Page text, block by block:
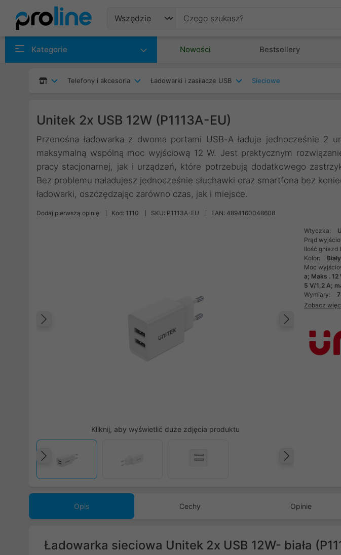
Kategorie Nowości Bestsellery
Telefony i akcesoria Ładowarki i zasilacze USB Sieciowe
Unitek 2x USB 12W (P1113A-EU)
Przenośna ładowarka z dwoma portami USB-A ładuje jednocześnie 2
maksymalną wspólną moc wyjściową 12 W. Jest praktycznym
pracy stacjonarnej, jak i urządzeń, które potrzebują dodatkowego
Bez problemu naładujesz jednocześnie słuchawki oraz smartfona bez
ładowarki, oszczędzając zarówno czas, jak i miejsce.
Dodaj pierwszą opinię Kod: 1110 SKU: P1113A-EU EAN: 4894160048608
Kliknij, aby wyświetlić duże zdjęcia produktu
Poprzedni
Wtyczka:
Prąd
Ilość gniazd
Kolor:
Biały
Moc
a; Maks .
5 V/1,2 A;
Wymiary:
Zobacz
Opis Cechy Opinie
Ładowarka sieciowa Unitek 2x USB 12W- biała